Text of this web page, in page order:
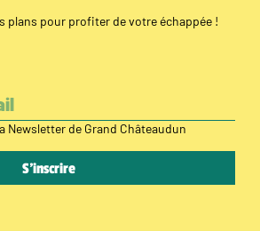
plans pour profiter de votre échappée !
Newsletter de Grand Châteaudun